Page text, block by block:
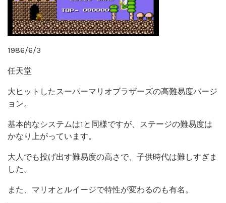
1986/6/3
任天堂
大ヒットしたスーパーマリオブラザーズの高難易度バージ
ョン。
基本的なシステムは1と同様ですが、ステージの難易度は
かなり上がっています。
大人でも投げ出す難易度の高さで、子供時代は難しすぎま
した。
また、マリオとルイージで特性が変わるのも有名。